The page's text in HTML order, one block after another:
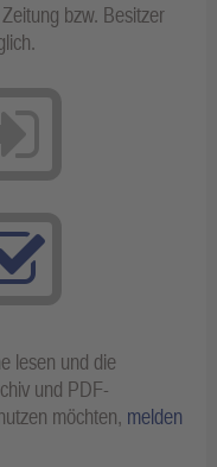
bzw. Besitzer
Anmelden
lesen und die
und PDF-
möchten, melden